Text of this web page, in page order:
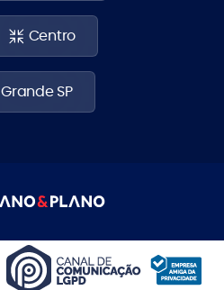
Centro
Grande SP